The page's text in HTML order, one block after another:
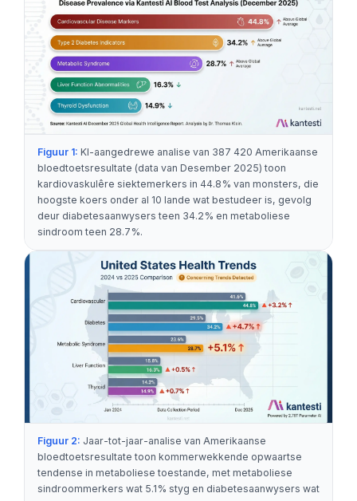
Figuur 1: KI-aangedrewe analise van 387 420 Amerikaanse
bloedtoetsresultate (data van Desember 2025) toon
kardiovaskulêre siektemerkers in 44.8% van monsters, die
hoogste koers onder al 10 lande wat bestudeer is, gevolg
deur diabetesaanwysers teen 34.2% en metaboliese
sindroom teen 28.7%.
Figuur 2: Jaar-tot-jaar-analise van Amerikaanse
bloedtoetsresultate toon kommerwekkende opwaartse
tendense in metaboliese toestande, met metaboliese
sindroommerkers wat 5.1% styg en diabetesaanwysers wat